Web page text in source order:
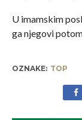
U imamskim
ga njegovi
OZNAKE: TOP